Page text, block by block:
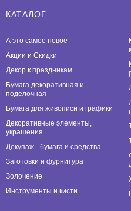
КАТАЛОГ
А это самое новое
Акции и Скидки
Декор к праздникам
Бумага декоративная и
поделочная
Бумага для живописи и графики
Декоративные элементы,
украшения
Декупаж - бумага и средства
Заготовки и фурнитура
Золочение
Инструменты и кисти